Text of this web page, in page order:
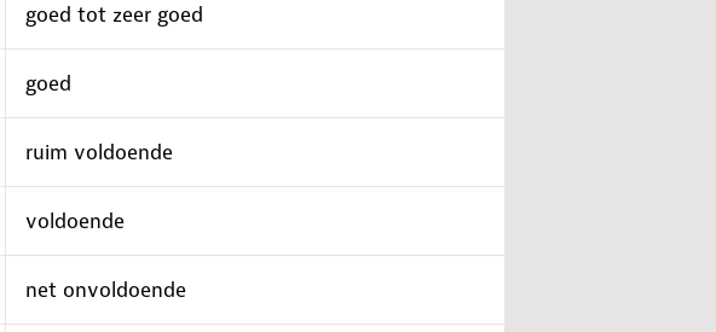
goed tot zeer goed
goed
ruim voldoende
voldoende
net onvoldoende